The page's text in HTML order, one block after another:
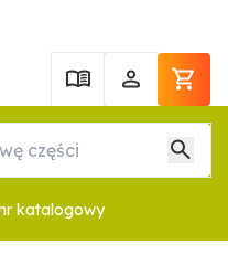
katalogowy